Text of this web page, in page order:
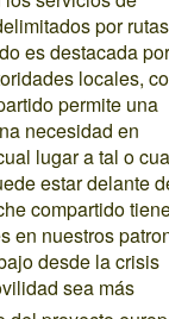
por
es destacada por
locales,
permite una
necesidad en
lugar a tal o
estar delante
compartido
en nuestros
desde la crisis
sea más